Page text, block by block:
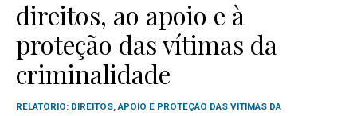
direitos, ao apoio e à
proteção das vítimas da
criminalidade
RELATÓRIO: DIREITOS, APOIO E PROTEÇÃO DAS VÍTIMAS DA